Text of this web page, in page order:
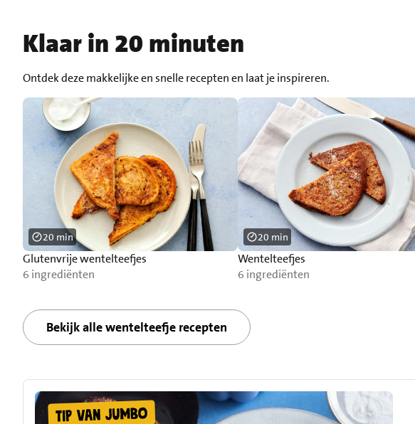
Klaar in 20 minuten
Ontdek deze makkelijke en snelle recepten en laat je inspireren.
Glutenvrije wentelteefjes
6 ingrediënten
20 min
Wentelteefjes
6 ingrediënten
20 min
Bekijk alle wentelteefje recepten